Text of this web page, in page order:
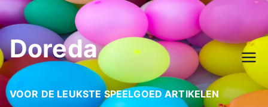
Ga
naar
de
inhoud
Doreda
VOOR DE LEUKSTE SPEELGOED ARTIKELEN